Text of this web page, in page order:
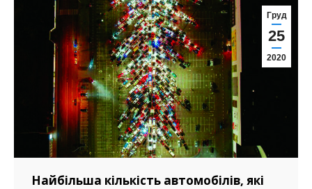
Груд
25
2020
Найбільша кількість автомобілів, які